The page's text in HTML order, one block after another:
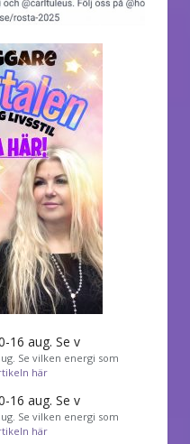
16 aug. Se v
Se vilken energi som
här
16 aug. Se v
Se vilken energi som
här